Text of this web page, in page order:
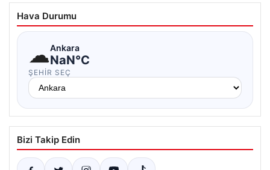
Hava Durumu
☁Ankara
NaN°C
ŞEHIR SEÇ
Bizi Takip Edin